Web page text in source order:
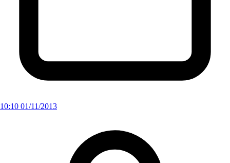
10:10 01/11/2013